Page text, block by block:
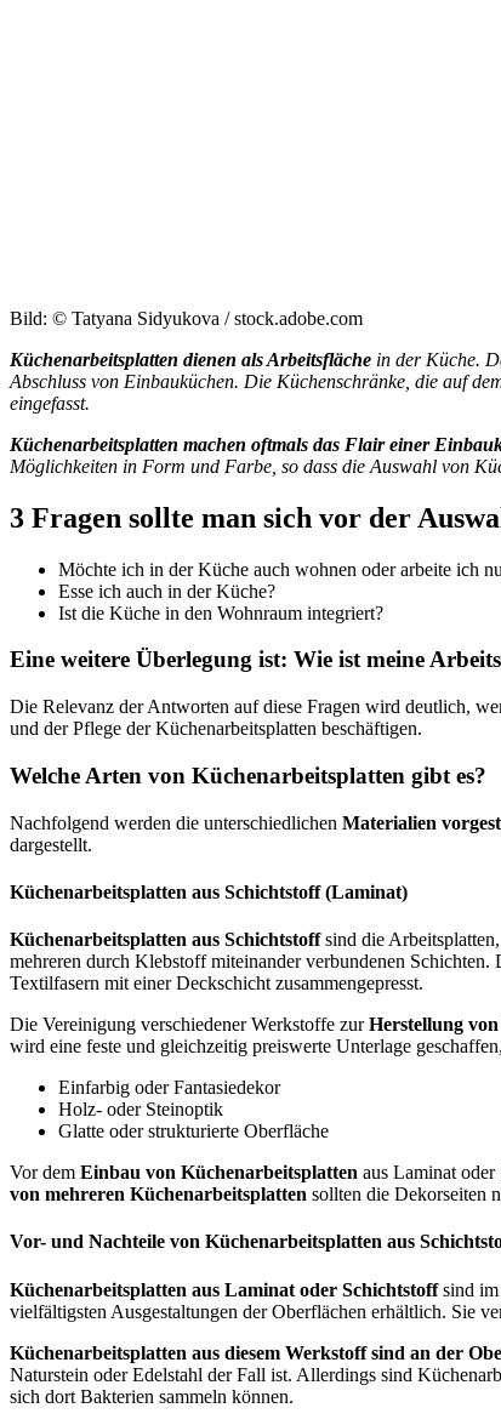
Bild: © Tatyana Sidyukova / stock.adobe.com
Küchenarbeitsplatten dienen als Arbeitsfläche in der Küche.
Abschluss von Einbauküchen. Die Küchenschränke, die auf
eingefasst.
Küchenarbeitsplatten machen oftmals das Flair einer
Möglichkeiten in Form und Farbe, so dass die Auswahl von
3 Fragen sollte man sich vor der
Möchte ich in der Küche auch wohnen oder arbeite ich
Esse ich auch in der Küche?
Ist die Küche in den Wohnraum integriert?
Eine weitere Überlegung ist: Wie ist meine
Die Relevanz der Antworten auf diese Fragen wird deutlich,
und der Pflege der Küchenarbeitsplatten beschäftigen.
Welche Arten von Küchenarbeitsplatten gibt es?
Nachfolgend werden die unterschiedlichen Materialien
dargestellt.
Küchenarbeitsplatten aus Schichtstoff (Laminat)
Küchenarbeitsplatten aus Schichtstoffsind die
mehreren durch Klebstoff miteinander verbundenen
Textilfasern mit einer Deckschicht zusammengepresst.
Die Vereinigung verschiedener Werkstoffe zurHerstellung
wird eine feste und gleichzeitig preiswerte Unterlage
Einfarbig oder Fantasiedekor
Holz- oder Steinoptik
Glatte oder strukturierte Oberfläche
Vor dem Einbau von Küchenarbeitsplatten aus Laminat
von mehreren Küchenarbeitsplatten sollten die Dekorseiten
Vor- und Nachteile von Küchenarbeitsplatten aus
Küchenarbeitsplatten aus Laminat oder Schichtstoffsind im
vielfältigsten Ausgestaltungen der Oberflächen erhältlich. Sie
Küchenarbeitsplatten aus diesem Werkstoff sind an der
Naturstein oder Edelstahl der Fall ist. Allerdings sind
sich dort Bakterien sammeln können.